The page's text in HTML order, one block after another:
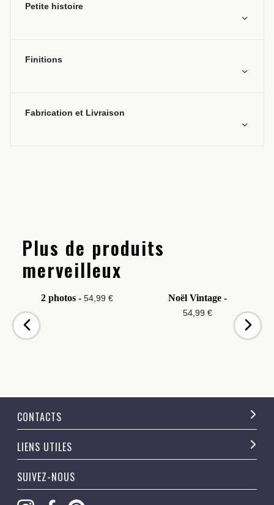
Petite histoire
Finitions
Fabrication et Livraison
Plus de produits
merveilleux
2 photos - 54,99 € Noël Vintage -
54,99 €
CONTACTS
LIENS UTILES
SUIVEZ-NOUS